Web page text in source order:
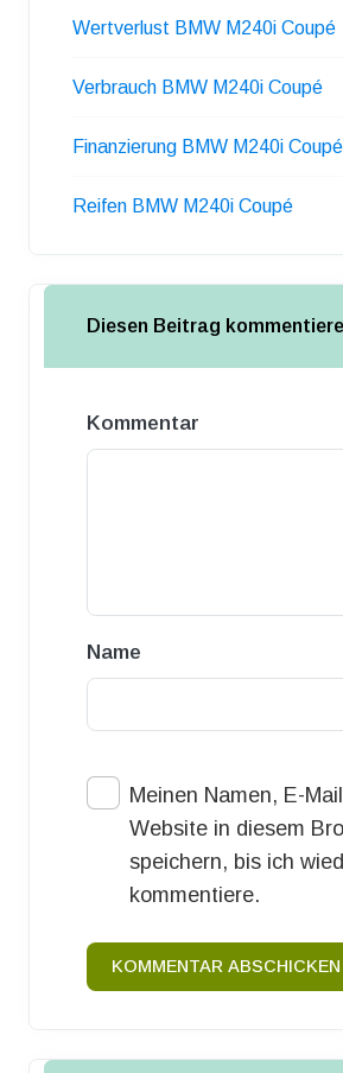
Wertverlust BMW M240i Coupé
Verbrauch BMW M240i Coupé
Finanzierung BMW M240i Coupé
Reifen BMW M240i Coupé
Diesen Beitrag
Kommentar
Name
Meinen Namen, E-
Website in diesem
speichern, bis ich
kommentiere.
KOMMENTAR ABSCHICKEN